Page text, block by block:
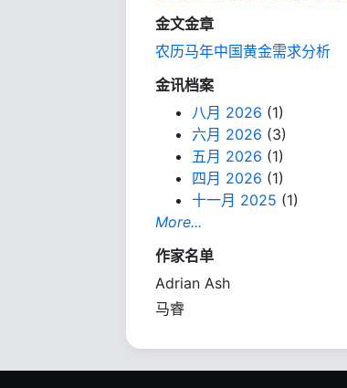
金文金章
农历马年中国黄金需求分析
金讯档案
八月 2026 (1)
六月 2026 (3)
五月 2026 (1)
四月 2026 (1)
十一月 2025 (1)
More...
作家名单
Adrian Ash
马睿